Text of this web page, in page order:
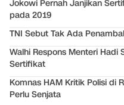
Jokowi Pernah Janjikan
pada 2019
TNI Sebut Tak Ada
Walhi Respons Menteri Hadi
Sertifikat
Komnas HAM Kritik Polisi di
Perlu Senjata